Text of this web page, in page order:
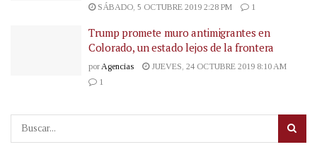
SÁBADO, 5 OCTUBRE 2019 2:28 PM
1
Trump promete muro antimigrantes en
Colorado, un estado lejos de la frontera
por Agencias
JUEVES, 24 OCTUBRE 2019 8:10 AM
1